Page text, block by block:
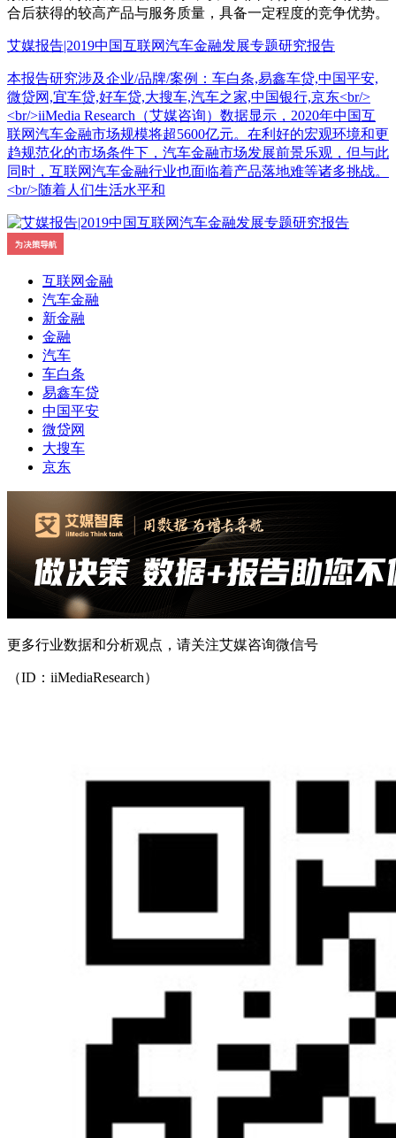
合后获得的较高产品与服务质量，具备一定程度的竞争优势。
艾媒报告|2019中国互联网汽车金融发展专题研究报告
本报告研究涉及企业/品牌/案例：车白条,易鑫车贷,中国平安,
微贷网,宜车贷,好车贷,大搜车,汽车之家,中国银行,京东<br/>
<br/>iiMedia Research（艾媒咨询）数据显示，2020年中国互
联网汽车金融市场规模将超5600亿元。在利好的宏观环境和更
趋规范化的市场条件下，汽车金融市场发展前景乐观，但与此
同时，互联网汽车金融行业也面临着产品落地难等诸多挑战。
<br/>随着人们生活水平和
互联网金融
汽车金融
新金融
金融
汽车
车白条
易鑫车贷
中国平安
微贷网
大搜车
京东
更多行业数据和分析观点，请关注艾媒咨询微信号
（ID：iiMediaResearch）